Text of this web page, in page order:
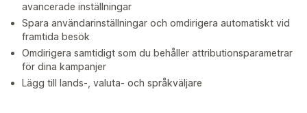
avancerade inställningar
Spara användarinställningar och omdirigera automatiskt vid
framtida besök
Omdirigera samtidigt som du behåller attributionsparametrar
för dina kampanjer
Lägg till lands-, valuta- och språkväljare